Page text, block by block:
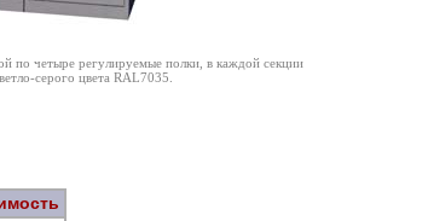
по четыре регулируемые полки, в каждой секции
серого цвета RAL7035.